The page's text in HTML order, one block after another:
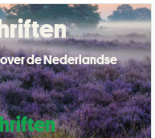
de Nederlandse